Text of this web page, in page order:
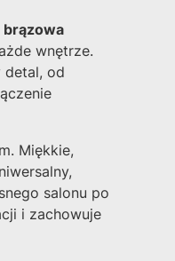
brązowa
wnętrze.
detal, od
Miękkie,
salonu po
i zachowuje